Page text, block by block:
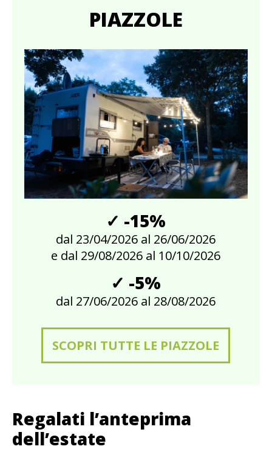
PIAZZOLE
✓ -15%
dal 23/04/2026 al 26/06/2026
e dal 29/08/2026 al 10/10/2026
✓ -5%
dal 27/06/2026 al 28/08/2026
SCOPRI TUTTE LE PIAZZOLE
Regalati l’anteprima
dell’estate